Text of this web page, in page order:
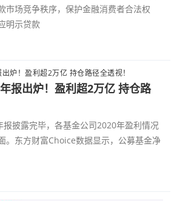
市场竞争秩序，保护金融消费者合法权
明示贷款
报出炉！盈利超2万亿 持仓路
披露完毕，各基金公司2020年盈利情况
。东方财富Choice数据显示，公募基金净